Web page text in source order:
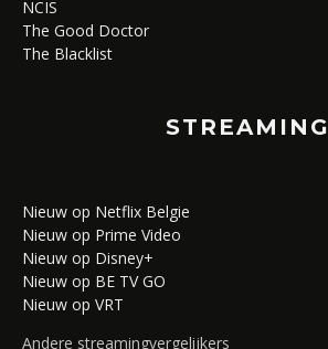
NCIS
The Good Doctor
The Blacklist
STREAMING
Nieuw op Netflix Belgie
Nieuw op Prime Video
Nieuw op Disney+
Nieuw op BE TV GO
Nieuw op VRT
Andere streamingvergelijkers